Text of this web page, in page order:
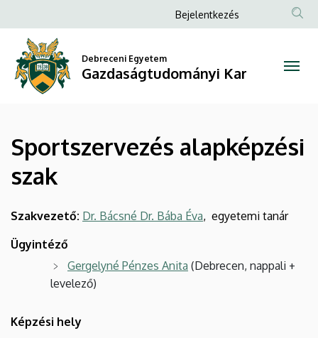
alapképzési
szak
Gazdaságtudományi
Kar
a
tartalomra
Anonim
menüje
Bejelentkezés
Debreceni Egyetem
Gazdaságtudományi Kar
Sportszervezés alapképzési
szak
Szakvezető: Dr. Bácsné Dr. Bába Éva, egyetemi tanár
Ügyintéző
Gergelyné Pénzes Anita (Debrecen, nappali +
levelező)
Képzési hely